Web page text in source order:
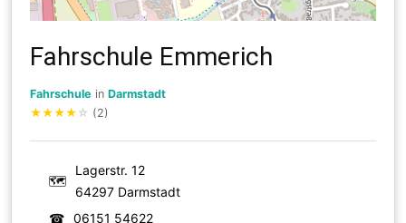
Fahrschule Emmerich
Fahrschule inDarmstadt
★★★★ ☆ (2)
🗺
Lagerstr. 12
64297 Darmstadt
☎
06151 54622